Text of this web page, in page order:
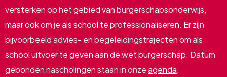
versterken op het gebied van burgerschapsonderwijs,
maar ook om je als school te professionaliseren. Er zijn
bijvoorbeeld advies- en begeleidingstrajecten om als
school uitvoer te geven aan de wet burgerschap. Datum
gebonden nascholingen staan in onzeagenda.